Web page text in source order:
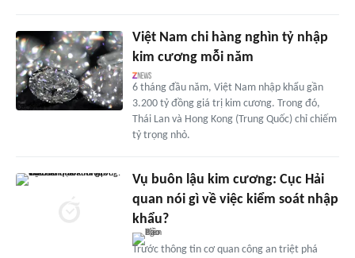
Việt Nam chi hàng nghìn tỷ nhập
kim cương mỗi năm
6 tháng đầu năm, Việt Nam nhập khẩu gần
3.200 tỷ đồng giá trị kim cương. Trong đó,
Thái Lan và Hong Kong (Trung Quốc) chỉ chiếm
tỷ trọng nhỏ.
Vụ buôn lậu kim cương: Cục Hải
quan nói gì về việc kiểm soát nhập
khẩu?
Trước thông tin cơ quan công an triệt phá